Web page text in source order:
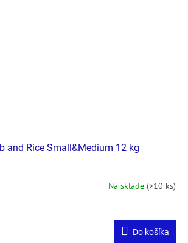
and Rice Small&Medium 12 kg
Na sklade (>10 ks)
Do košíka